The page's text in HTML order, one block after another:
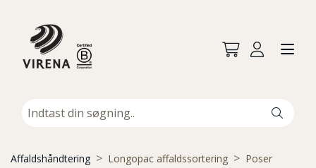
Affaldshåndtering Longopac affaldssortering
Poser